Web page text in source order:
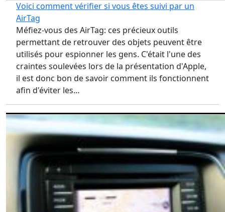
Voici comment vérifier si vous êtes suivi par un
AirTag
Méfiez-vous des AirTag: ces précieux outils
permettant de retrouver des objets peuvent être
utilisés pour espionner les gens. C'était l'une des
craintes soulevées lors de la présentation d'Apple,
il est donc bon de savoir comment ils fonctionnent
afin d'éviter les…